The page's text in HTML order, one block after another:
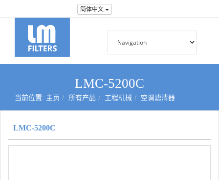
简体中文
LMC-5200C
当前位置: 主页 所有产品 工程机械 空调滤清器
LMC-5200C